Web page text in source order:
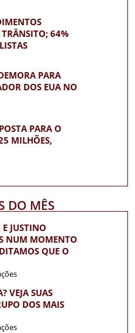
TRÂNSITO; 64%
PARA
DOS EUA NO
PARA O
MILHÕES,
DO MÊS
JUSTINO
NUM MOMENTO
QUE O
VEJA SUAS
DOS MAIS